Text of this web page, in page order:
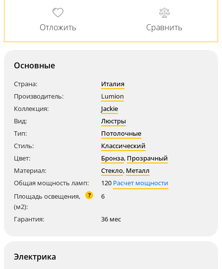
Основные
Страна:
Италия
Производитель:
Lumion
Коллекция:
Jackie
Вид:
Люстры
Тип:
Потолочные
Стиль:
Классический
Цвет:
Бронза, Прозрачный
Материал:
Стекло, Металл
Общая мощность ламп:
120 Расчет мощности
Площадь освещения,
(м2):
? 6
Гарантия: 36 мес
Электрика